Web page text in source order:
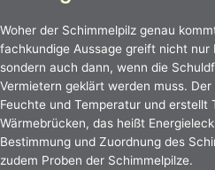
Woher der Schimmelpilz genau
fachkundige Aussage greift nicht nur
sondern auch dann, wenn die
Vermietern geklärt werden muss.
Feuchte und Temperatur und erstellt
Wärmebrücken, das heißt
Bestimmung und Zuordnung des
zudem Proben der Schimmelpilze.